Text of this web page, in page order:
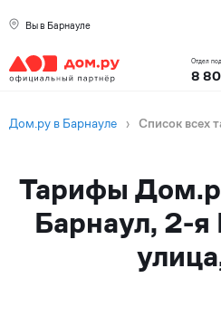
Вы в Барнауле
Отдел
8
Дом.ру в Барнауле › Список всех
Тарифы
Барнаул, 2-